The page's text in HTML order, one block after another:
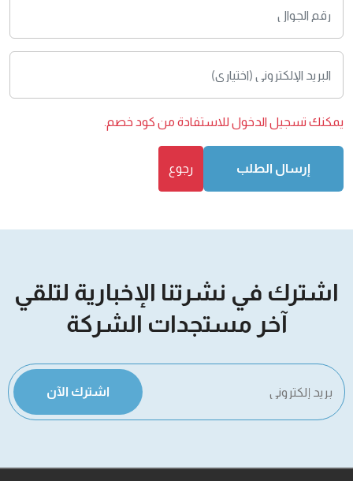
يمكنك تسجيل الدخول للاستفادة من كود خصم.
إرسال الطلب رجوع
اشترك في نشرتنا الإخبارية لتلقي
آخر مستجدات الشركة
اشترك الآن